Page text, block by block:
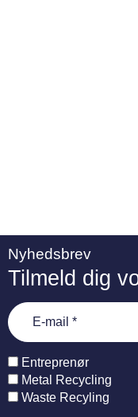
Nyhedsbrev
Tilmeld dig
Entreprenør
Metal Recycling
Waste Recyling